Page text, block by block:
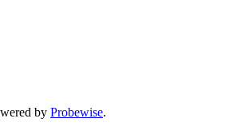
by Probewise.